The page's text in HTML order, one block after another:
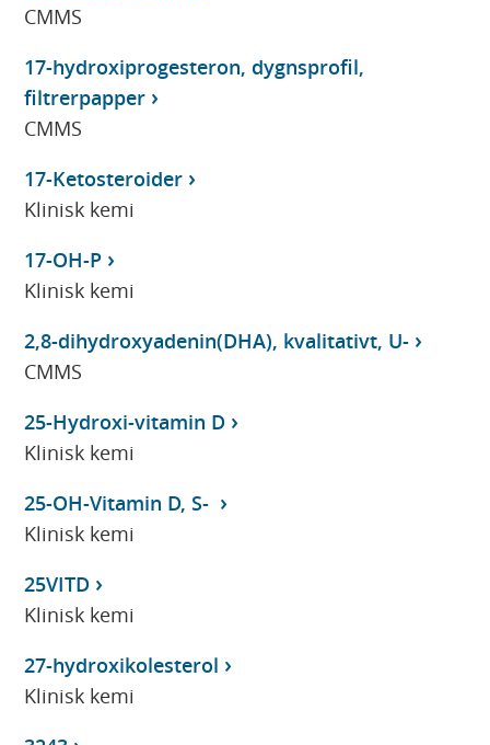
CMMS
17-hydroxiprogesteron, dygnsprofil,
filtrerpapper
CMMS
17-Ketosteroider
Klinisk kemi
17-OH-P
Klinisk kemi
2,8-dihydroxyadenin(DHA), kvalitativt, U-
CMMS
25-Hydroxi-vitamin D
Klinisk kemi
25-OH-Vitamin D, S-
Klinisk kemi
25VITD
Klinisk kemi
27-hydroxikolesterol
Klinisk kemi